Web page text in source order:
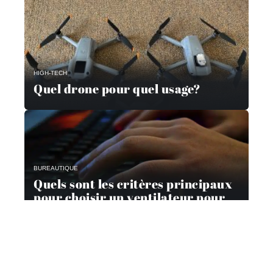
HIGH-TECH
Quel drone pour quel usage?
BUREAUTIQUE
Quels sont les critères principaux
pour choisir un ventilateur pour